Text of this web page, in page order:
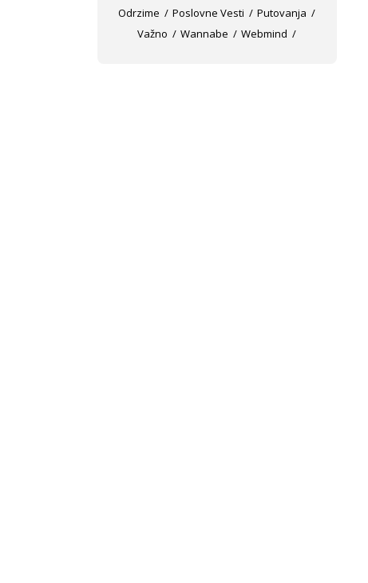
Odrzime
Poslovne Vesti
Putovanja
Važno
Wannabe Webmind